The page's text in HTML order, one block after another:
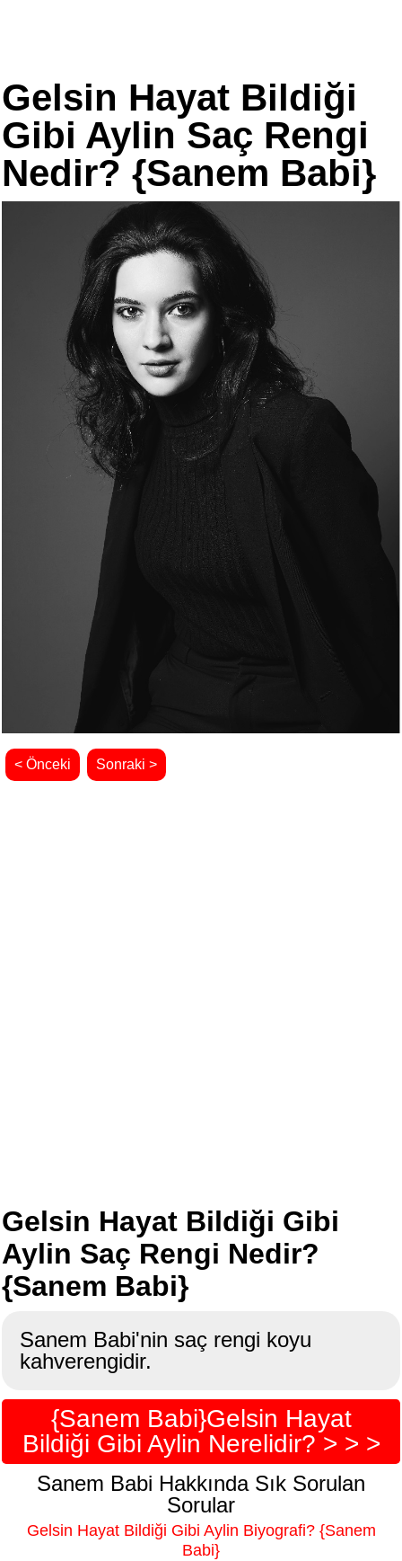
Gelsin Hayat Bildiği
Gibi Aylin Saç Rengi
Nedir? {Sanem Babi}
< Önceki Sonraki >
Gelsin Hayat Bildiği Gibi
Aylin Saç Rengi Nedir?
{Sanem Babi}
Sanem Babi'nin saç rengi koyu
kahverengidir.
{Sanem Babi}Gelsin Hayat
Bildiği Gibi Aylin Nerelidir? > > >
Sanem Babi Hakkında Sık Sorulan
Sorular
Gelsin Hayat Bildiği Gibi Aylin Biyografi? {Sanem
Babi}